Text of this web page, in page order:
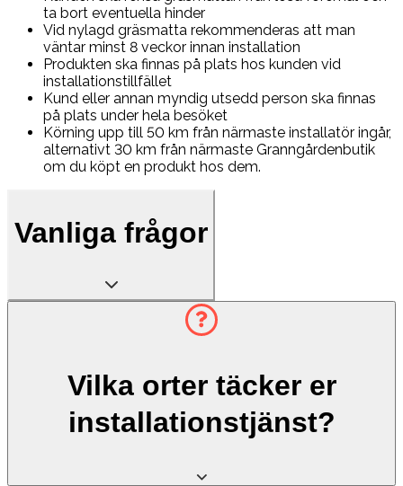
ta bort eventuella hinder
Vid nylagd gräsmatta rekommenderas att man
väntar minst 8 veckor innan installation
Produkten ska finnas på plats hos kunden vid
installationstillfället
Kund eller annan myndig utsedd person ska finnas
på plats under hela besöket
Körning upp till 50 km från närmaste installatör ingår,
alternativt 30 km från närmaste Granngårdenbutik
om du köpt en produkt hos dem.
Vanliga frågor
Vilka orter täcker er
installationstjänst?